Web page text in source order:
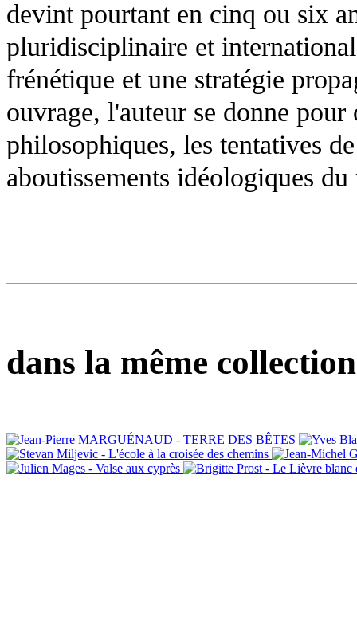
devint pourtant en cinq ou six
pluridisciplinaire et
frénétique et une stratégie
ouvrage, l'auteur se donne
philosophiques, les tentatives
aboutissements idéologiques
dans la même collection